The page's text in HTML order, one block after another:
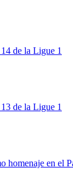
de la Ligue 1
de la Ligue 1
homenaje en el